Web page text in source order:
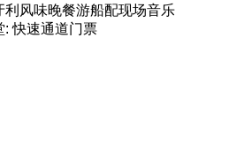
利风味晚餐游船配现场音乐
: 快速通道门票